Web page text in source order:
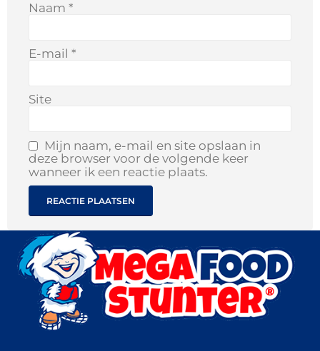
Naam *
E-mail *
Site
Mijn naam, e-mail en site opslaan in
deze browser voor de volgende keer
wanneer ik een reactie plaats.